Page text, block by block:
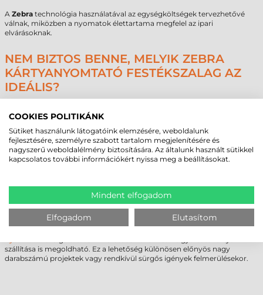
A Zebra technológia használatával az egységköltségek tervezhetővé
válnak, miközben a nyomatok élettartama megfelel az ipari
elvárásoknak.
NEM BIZTOS BENNE, MELYIK ZEBRA
KÁRTYANYOMTATÓ FESTÉKSZALAG AZ
IDEÁLIS?
amely meghatározza az egész kártyakibocsátási folyamat
hatékonyságát. AZebra rendszerek pontos specifikációt igényelnek, és
a panelek sorrendje vagy a szalag típusa közvetlenül befolyásolja a
végeredményt. Amennyiben bizonytalanság merül fel a
kompatibilitással vagy a kapacitással kapcsolatban, érdemes felvenni a
kapcsolatot a szakértői csapattal. Segítséget nyújtanak a géptípushoz és
Nagyobb volumenű igény vagy speciális technikai követelmények
esetén személyre szabott ajánlat kérhető a folyamatos ellátás
biztosítására. Abban az esetben, ha a saját géppark kapacitása nem
elegendő, vagy egyedi grafikai megoldásokra van szükség, a feladat
szállítása is megoldható. Ez a lehetőség különösen előnyös nagy
darabszámú projektek vagy rendkívül sürgős igények felmerülésekor.
COOKIES POLITIKÁNK
Sütiket használunk látogatóink elemzésére, weboldalunk
fejlesztésére, személyre szabott tartalom megjelenítésére és
nagyszerű weboldalélmény biztosítására. Az általunk használt sütikkel
kapcsolatos további információkért nyissa meg a beállításokat.
Mindent elfogadom
Elfogadom Elutasítom